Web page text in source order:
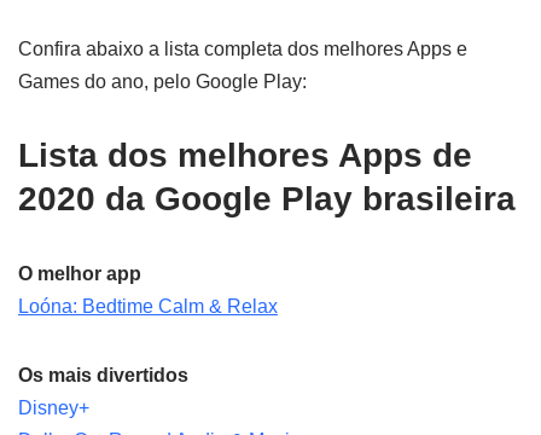
Confira abaixo a lista completa dos melhores Apps e
Games do ano, pelo Google Play:
Lista dos melhores Apps de
2020 da Google Play brasileira
O melhor app
Loóna: Bedtime Calm & Relax
Os mais divertidos
Disney+